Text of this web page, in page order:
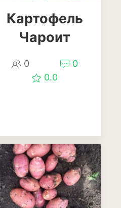
Картофель
Чароит
0
0
0.0